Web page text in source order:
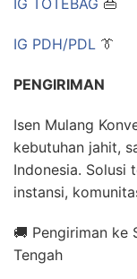
IG TOTEBAG 👜
IG PDH/PDL 👔
PENGIRIMAN
Isen Mulang
kebutuhan jahit,
Indonesia. Solusi
instansi,
🚚 Pengiriman ke
Tengah